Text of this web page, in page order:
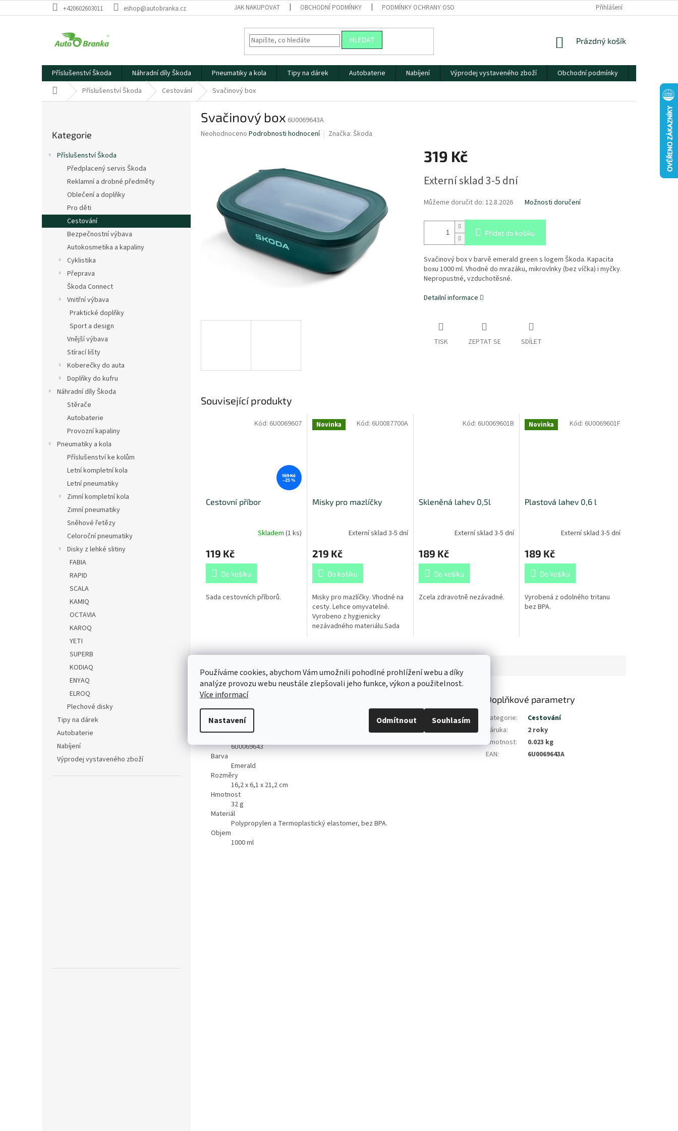
Používáme cookies, abychom Vám umožnili pohodlné prohlížení webu a díky
analýze provozu webu neustále zlepšovali jeho funkce, výkon a použitelnost.
Více informací
Nastavení Odmítnout Souhlasím
na
+420602603011 eshop@autobranka.cz JAK NAKUPOVAT OBCHODNÍ PODMÍNKY PODMÍNKY OCHRANY OSOBNÍCH ÚDAJŮ Přihlášení
HLEDAT
NÁKUPNÍ
Prázdný košík
Příslušenství Škoda Náhradní díly Škoda Pneumatiky a kola Tipy na dárek Autobaterie Nabíjení Výprodej vystaveného zboží Obchodní podmínky
Domů Příslušenství Škoda Cestování Svačinový box
a
n
kategorie
Kategorie
Příslušenství Škoda
Předplacený servis Škoda
Reklamní a drobné předměty
Oblečení a doplňky
Pro děti
Cestování
Bezpečnostní výbava
Autokosmetika a kapaliny
Cyklistika
Přeprava
Škoda Connect
Vnitřní výbava
Praktické doplňky
Sport a design
Vnější výbava
Stírací lišty
Koberečky do auta
Doplňky do kufru
Náhradní díly Škoda
Stěrače
Autobaterie
Provozní kapaliny
Pneumatiky a kola
Příslušenství ke kolům
Letní kompletní kola
Letní pneumatiky
Zimní kompletní kola
Zimní pneumatiky
Sněhové řetězy
Celoroční pneumatiky
Disky z lehké slitiny
FABIA
RAPID
SCALA
KAMIQ
OCTAVIA
KAROQ
YETI
SUPERB
KODIAQ
ENYAQ
ELROQ
Plechové disky
Tipy na dárek
Autobaterie
Nabíjení
Výprodej vystaveného zboží
Svačinový box 6U0069643A
Průměrné
hvězdiček.
Neohodnoceno Podrobnosti hodnocení Značka: Škoda
319 Kč
cena:
Externí sklad 3-5 dní
Můžeme doručit do: 12.8.2026 Možnosti doručení
Přidat do košíku
Svačinový box v barvě emerald green s logem Škoda. Kapacita
boxu 1000 ml. Vhodné do mrazáku, mikrovlnky (bez víčka) i myčky.
Nepropustné, vzduchotěsné.
Detailní informace
TISK ZEPTAT SE SDÍLET
Související produkty
159 Kč
–25 %
Cestovní příbor
Skladem (1 ks)
119 Kč
Do košíku
Sada cestovních příborů.
Kód: 6U0069607 Novinka
Misky pro mazlíčky
Externí sklad 3-5 dní
219 Kč
Do košíku
Misky pro mazlíčky. Vhodné na
cesty. Lehce omyvatelné.
Vyrobeno z hygienicky
nezávadného materiálu.Sada
obalu. Tištěné logo...
Kód: 6U0087700A
Skleněná lahev 0,5l
Externí sklad 3-5 dní
189 Kč
Do košíku
Zcela zdravotně nezávadné.
Kód: 6U0069601B Novinka
Plastová lahev 0,6 l
Externí sklad 3-5 dní
189 Kč
Do košíku
Vyrobená z odolného tritanu
bez BPA.
Kód: 6U0069601F
Detailní popis produktu
Technická specifikace
6U0069643
Barva
Emerald
Rozměry
16,2 x 6,1 x 21,2 cm
Hmotnost
32g
Materiál
Polypropylen a Termoplastický elastomer, bez BPA.
Objem
1000ml
Doplňkové parametry
Kategorie:
Cestování
Záruka:
2 roky
Hmotnost:
0.023 kg
EAN: 6U0069643A